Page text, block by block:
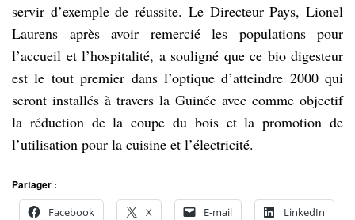
servir d’exemple de réussite. Le Directeur Pays, Lionel
Laurens après avoir remercié les populations pour
l’accueil et l’hospitalité, a souligné que ce bio digesteur
est le tout premier dans l’optique d’atteindre 2000 qui
seront installés à travers la Guinée avec comme objectif
la réduction de la coupe du bois et la promotion de
l’utilisation pour la cuisine et l’électricité.
Partager :
Facebook
X E-mail LinkedIn